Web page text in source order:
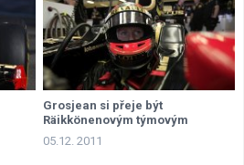
Grosjean si přeje být
Räikkönenovým týmovým
kolegou
05.12. 2011